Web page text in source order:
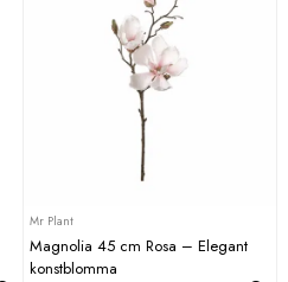
Mr Plant
Magnolia 45 cm Rosa – Elegant
konstblomma